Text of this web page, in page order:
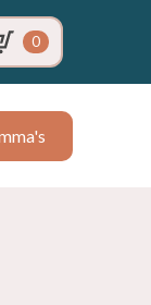
0